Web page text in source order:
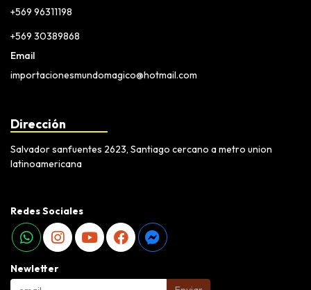
+569 96311198
+569 30389868
Email
importacionesmundomagico@hotmail.com
Dirección
Salvador sanfuentes 2623, Santiago cercano a metro union
latinoamericana
Redes Sociales
Newletter